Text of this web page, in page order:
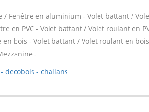
/ Fenêtre en aluminium - Volet battant /
en PVC - Volet battant / Volet roulant en
bois - Volet battant / Volet roulant en
-
decobois - challans